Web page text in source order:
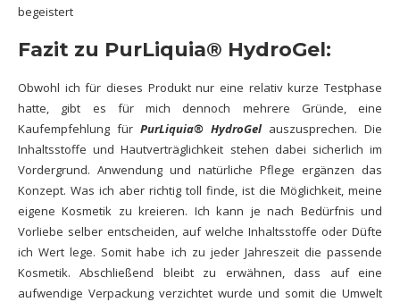
begeistert
Fazit zu PurLiquia® HydroGel:
Obwohl ich für dieses Produkt nur eine relativ kurze Testphase
hatte, gibt es für mich dennoch mehrere Gründe, eine
Kaufempfehlung für PurLiquia® HydroGelauszusprechen. Die
Inhaltsstoffe und Hautverträglichkeit stehen dabei sicherlich im
Vordergrund. Anwendung und natürliche Pflege ergänzen das
Konzept. Was ich aber richtig toll finde, ist die Möglichkeit, meine
eigene Kosmetik zu kreieren. Ich kann je nach Bedürfnis und
Vorliebe selber entscheiden, auf welche Inhaltsstoffe oder Düfte
ich Wert lege. Somit habe ich zu jeder Jahreszeit die passende
Kosmetik. Abschließend bleibt zu erwähnen, dass auf eine
aufwendige Verpackung verzichtet wurde und somit die Umwelt